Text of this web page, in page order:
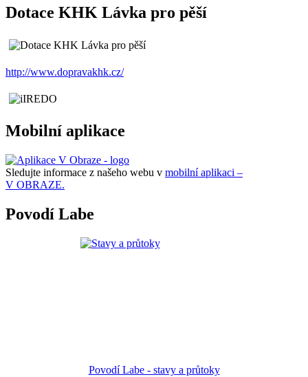
Dotace KHK Lávka pro pěší
http://www.dopravakhk.cz/
Mobilní aplikace
Sledujte informace z našeho webu v mobilní aplikaci –
V OBRAZE.
Povodí Labe
Povodí Labe - stavy a průtoky